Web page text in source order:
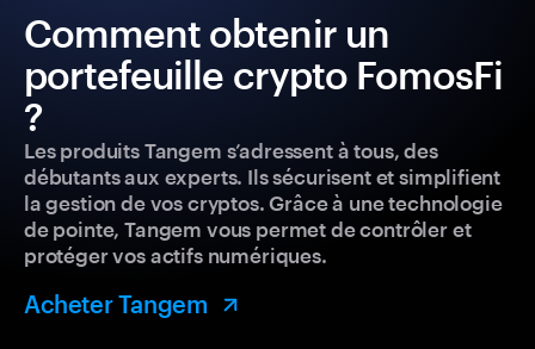
Comment obtenir un
portefeuille crypto FomosFi
?
Les produits Tangem s’adressent à tous, des
débutants aux experts. Ils sécurisent et simplifient
la gestion de vos cryptos. Grâce à une technologie
de pointe, Tangem vous permet de contrôler et
protéger vos actifs numériques.
Acheter Tangem